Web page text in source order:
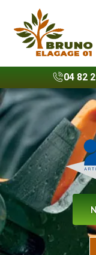
04 82